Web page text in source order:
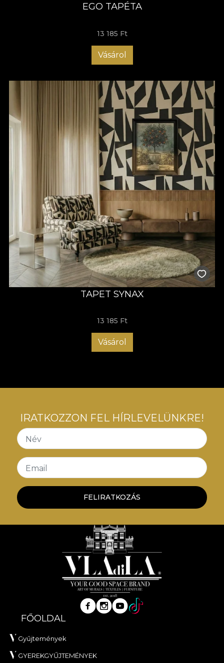
EGO TAPÉTA
13 185 Ft
Vásárol
TAPET SYNAX
13 185 Ft
Vásárol
IRATKOZZON FEL HÍRLEVELÜNKRE!
Név
Email
FELIRATKOZÁS
FŐOLDAL
Gyűjtemények
GYEREKGYŰJTEMÉNYEK